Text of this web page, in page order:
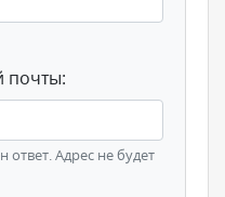
почты:
ответ. Адрес не будет